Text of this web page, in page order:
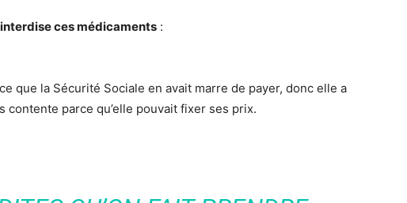
interdise ces médicaments :
que la Sécurité Sociale en avait marre de payer, donc elle a
contente parce qu’elle pouvait fixer ses prix.